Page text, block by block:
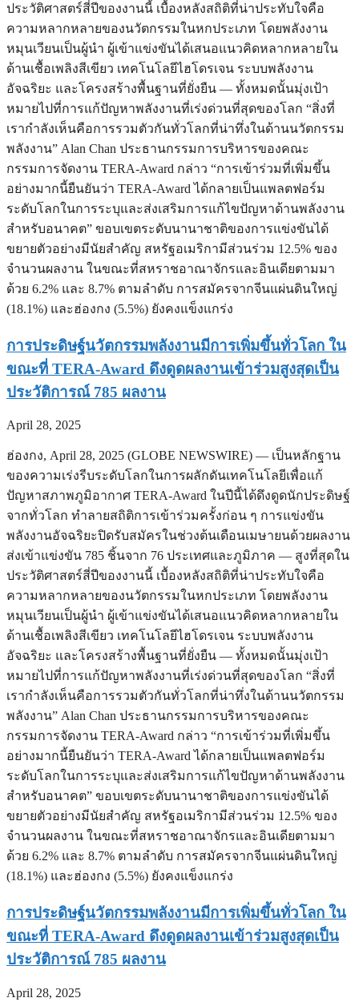
ประวัติศาสตร์สี่ปีของงานนี้ เบื้องหลังสถิติที่น่าประทับใจคือ
ความหลากหลายของนวัตกรรมในหกประเภท โดยพลังงาน
หมุนเวียนเป็นผู้นำ ผู้เข้าแข่งขันได้เสนอแนวคิดหลากหลายใน
ด้านเชื้อเพลิงสีเขียว เทคโนโลยีไฮโดรเจน ระบบพลังงาน
อัจฉริยะ และโครงสร้างพื้นฐานที่ยั่งยืน — ทั้งหมดนั้นมุ่งเป้า
หมายไปที่การแก้ปัญหาพลังงานที่เร่งด่วนที่สุดของโลก “สิ่งที่
เรากำลังเห็นคือการรวมตัวกันทั่วโลกที่น่าทึ่งในด้านนวัตกรรม
พลังงาน” Alan Chan ประธานกรรมการบริหารของคณะ
กรรมการจัดงาน TERA-Award กล่าว “การเข้าร่วมที่เพิ่มขึ้น
อย่างมากนี้ยืนยันว่า TERA-Award ได้กลายเป็นแพลตฟอร์ม
ระดับโลกในการระบุและส่งเสริมการแก้ไขปัญหาด้านพลังงาน
สำหรับอนาคต” ขอบเขตระดับนานาชาติของการแข่งขันได้
ขยายตัวอย่างมีนัยสำคัญ สหรัฐอเมริกามีส่วนร่วม 12.5% ของ
จำนวนผลงาน ในขณะที่สหราชอาณาจักรและอินเดียตามมา
ด้วย 6.2% และ 8.7% ตามลำดับ การสมัครจากจีนแผ่นดินใหญ่
(18.1%) และฮ่องกง (5.5%) ยังคงแข็งแกร่ง
การประดิษฐ์นวัตกรรมพลังงานมีการเพิ่มขึ้นทั่วโลก ใน
ขณะที่ TERA-Award ดึงดูดผลงานเข้าร่วมสูงสุดเป็น
ประวัติการณ์ 785 ผลงาน
April 28, 2025
ฮ่องกง, April 28, 2025 (GLOBE NEWSWIRE) — เป็นหลักฐาน
ของความเร่งรีบระดับโลกในการผลักดันเทคโนโลยีเพื่อแก้
ปัญหาสภาพภูมิอากาศ TERA-Award ในปีนี้ได้ดึงดูดนักประดิษฐ์
จากทั่วโลก ทำลายสถิติการเข้าร่วมครั้งก่อน ๆ การแข่งขัน
พลังงานอัจฉริยะปิดรับสมัครในช่วงต้นเดือนเมษายนด้วยผลงาน
ส่งเข้าแข่งขัน 785 ชิ้นจาก 76 ประเทศและภูมิภาค — สูงที่สุดใน
ประวัติศาสตร์สี่ปีของงานนี้ เบื้องหลังสถิติที่น่าประทับใจคือ
ความหลากหลายของนวัตกรรมในหกประเภท โดยพลังงาน
หมุนเวียนเป็นผู้นำ ผู้เข้าแข่งขันได้เสนอแนวคิดหลากหลายใน
ด้านเชื้อเพลิงสีเขียว เทคโนโลยีไฮโดรเจน ระบบพลังงาน
อัจฉริยะ และโครงสร้างพื้นฐานที่ยั่งยืน — ทั้งหมดนั้นมุ่งเป้า
หมายไปที่การแก้ปัญหาพลังงานที่เร่งด่วนที่สุดของโลก “สิ่งที่
เรากำลังเห็นคือการรวมตัวกันทั่วโลกที่น่าทึ่งในด้านนวัตกรรม
พลังงาน” Alan Chan ประธานกรรมการบริหารของคณะ
กรรมการจัดงาน TERA-Award กล่าว “การเข้าร่วมที่เพิ่มขึ้น
อย่างมากนี้ยืนยันว่า TERA-Award ได้กลายเป็นแพลตฟอร์ม
ระดับโลกในการระบุและส่งเสริมการแก้ไขปัญหาด้านพลังงาน
สำหรับอนาคต” ขอบเขตระดับนานาชาติของการแข่งขันได้
ขยายตัวอย่างมีนัยสำคัญ สหรัฐอเมริกามีส่วนร่วม 12.5% ของ
จำนวนผลงาน ในขณะที่สหราชอาณาจักรและอินเดียตามมา
ด้วย 6.2% และ 8.7% ตามลำดับ การสมัครจากจีนแผ่นดินใหญ่
(18.1%) และฮ่องกง (5.5%) ยังคงแข็งแกร่ง
การประดิษฐ์นวัตกรรมพลังงานมีการเพิ่มขึ้นทั่วโลก ใน
ขณะที่ TERA-Award ดึงดูดผลงานเข้าร่วมสูงสุดเป็น
ประวัติการณ์ 785 ผลงาน
April 28, 2025